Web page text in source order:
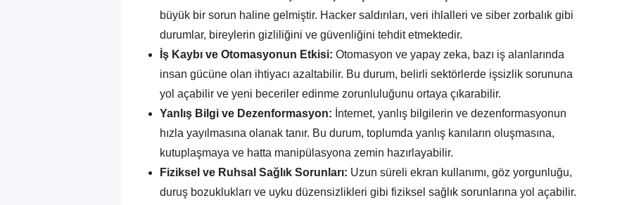
büyük bir sorun haline gelmiştir. Hacker saldırıları, veri ihlalleri ve siber zorbalık gibi
durumlar, bireylerin gizliliğini ve güvenliğini tehdit etmektedir.
İş Kaybı ve Otomasyonun Etkisi: Otomasyon ve yapay zeka, bazı iş alanlarında
insan gücüne olan ihtiyacı azaltabilir. Bu durum, belirli sektörlerde işsizlik sorununa
yol açabilir ve yeni beceriler edinme zorunluluğunu ortaya çıkarabilir.
Yanlış Bilgi ve Dezenformasyon: İnternet, yanlış bilgilerin ve dezenformasyonun
hızla yayılmasına olanak tanır. Bu durum, toplumda yanlış kanıların oluşmasına,
kutuplaşmaya ve hatta manipülasyona zemin hazırlayabilir.
Fiziksel ve Ruhsal Sağlık Sorunları: Uzun süreli ekran kullanımı, göz yorgunluğu,
duruş bozuklukları ve uyku düzensizlikleri gibi fiziksel sağlık sorunlarına yol açabilir.